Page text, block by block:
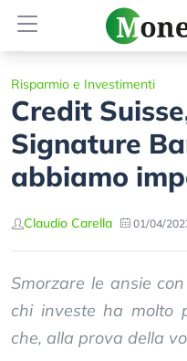
Risparmio e Investimenti
Credit
Signature
abbiamo
Claudio Carella 01/04/
Smorzare le ansie
chi investe ha molto
che, alla prova della